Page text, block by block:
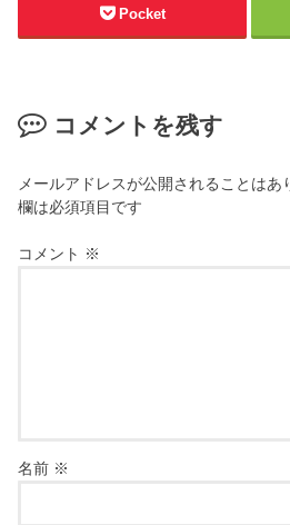
Pocket
コメントを残す
メールアドレスが公開されることはあ
欄は必須項目です
コメント ※
名前 ※